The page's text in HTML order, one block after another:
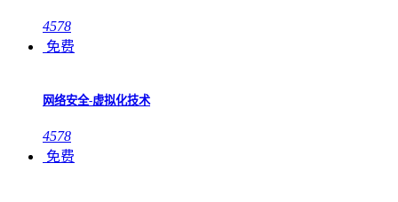
4578
免费
网络安全-虚拟化技术
4578
免费